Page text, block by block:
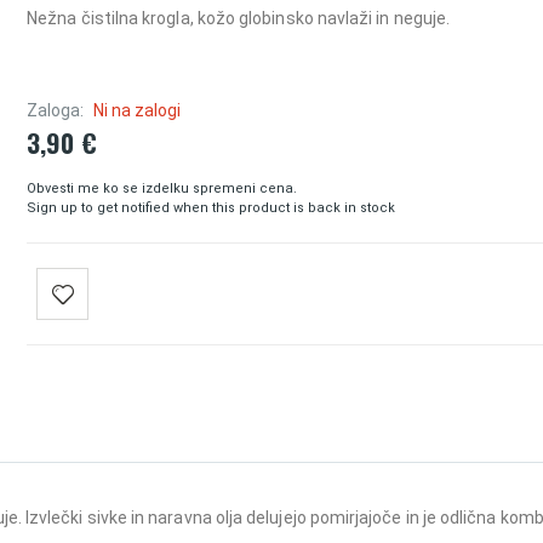
Nežna čistilna krogla, kožo globinsko navlaži in neguje.
Zaloga: Ni na zalogi
3,90 €
Obvesti me ko se izdelku spremeni cena.
Sign up to get notified when this product is back in stock
Izvlečki sivke in naravna olja delujejo pomirjajoče in je odlična